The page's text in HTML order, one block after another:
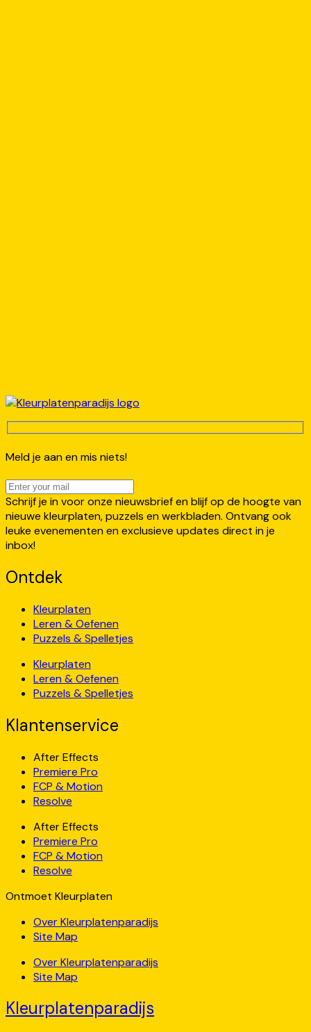
Meld je aan en mis niets!
Schrijf je in voor onze nieuwsbrief en blijf op de hoogte van
nieuwe kleurplaten, puzzels en werkbladen. Ontvang ook
leuke evenementen en exclusieve updates direct in je
inbox!
Ontdek
Kleurplaten
Leren & Oefenen
Puzzels & Spelletjes
Kleurplaten
Leren & Oefenen
Puzzels & Spelletjes
Klantenservice
After Effects
Premiere Pro
FCP & Motion
Resolve
After Effects
Premiere Pro
FCP & Motion
Resolve
Ontmoet Kleurplaten
Over Kleurplatenparadijs
Site Map
Over Kleurplatenparadijs
Site Map
Kleurplatenparadijs